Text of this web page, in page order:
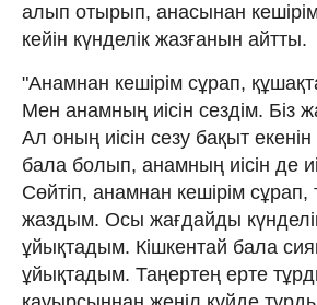
алып отырып, анасынан
кейін күнделік жазғанын айтты.
"Анамнан кешірім сұрап,
Мен анамның иісін сездім. Біз
Ал оның иісін сезу бақыт екенін
бала болып, анамның иісін де
Сөйтіп, анамнан кешірім сұрап,
жаздым. Осы жағдайды
ұйықтадым. Кішкентай бала
ұйықтадым. Таңертең ерте